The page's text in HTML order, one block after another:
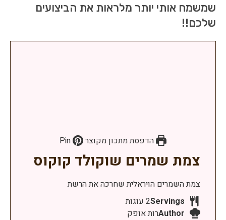
שמשמח אותי יותר מלראות את הביצועים
שלכם!!
הדפסת מתכון מקוצר Pin
צמת שמרים שוקולד קוקוס
צמת השמרים הויראלית שחרכה את הרשת
Servings
2 עוגות
Authorרות אופק